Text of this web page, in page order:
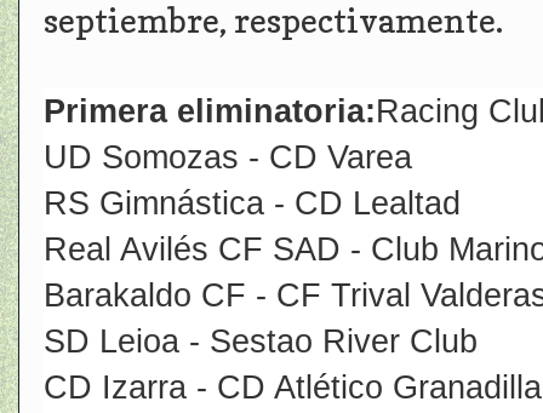
septiembre, respectivamente.
Primera eliminatoria:Racing
UD Somozas - CD Varea
RS Gimnástica - CD Lealtad
Real Avilés CF SAD - Club
Barakaldo CF - CF Trival
SD Leioa - Sestao River Club
CD Izarra - CD Atlético Granadilla